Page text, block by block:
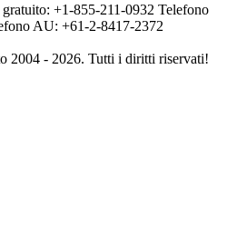
+1-855-211-0932 Telefono
AU: +61-2-8417-2372
2004 - 2026. Tutti i diritti riservati!